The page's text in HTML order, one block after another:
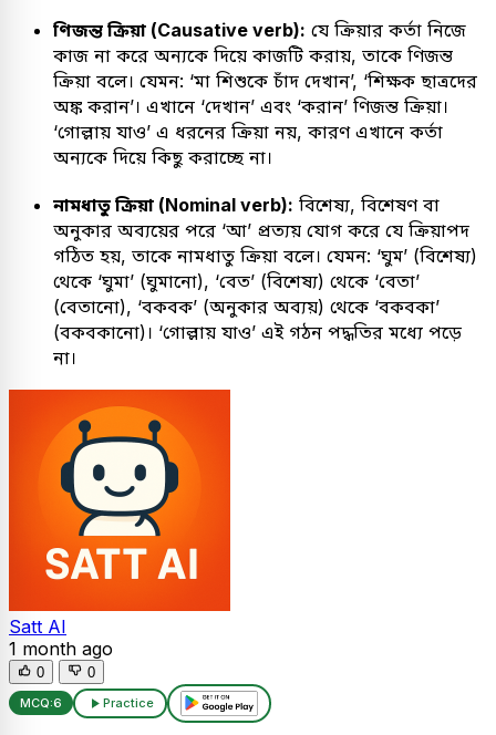
ণিজন্ত ক্রিয়া (Causative verb): যে ক্রিয়ার কর্তা নিজে
কাজ না করে অন্যকে দিয়ে কাজটি করায়, তাকে ণিজন্ত
ক্রিয়া বলে। যেমন: ‘মা শিশুকে চাঁদ দেখান’, ‘শিক্ষক ছাত্রদের
অঙ্ক করান’। এখানে ‘দেখান’ এবং ‘করান’ ণিজন্ত ক্রিয়া।
‘গোল্লায় যাও’ এ ধরনের ক্রিয়া নয়, কারণ এখানে কর্তা
অন্যকে দিয়ে কিছু করাচ্ছে না।
নামধাতু ক্রিয়া (Nominal verb): বিশেষ্য, বিশেষণ বা
অনুকার অব্যয়ের পরে ‘আ’ প্রত্যয় যোগ করে যে ক্রিয়াপদ
গঠিত হয়, তাকে নামধাতু ক্রিয়া বলে। যেমন: ‘ঘুম’ (বিশেষ্য)
থেকে ‘ঘুমা’ (ঘুমানো), ‘বেত’ (বিশেষ্য) থেকে ‘বেতা’
(বেতানো), ‘বকবক’ (অনুকার অব্যয়) থেকে ‘বকবকা’
(বকবকানো)। ‘গোল্লায় যাও’ এই গঠন পদ্ধতির মধ্যে পড়ে
না।
Satt AI
1 month ago
0 0
MCQ:6 Practice